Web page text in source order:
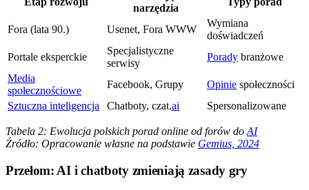
narzędzia
Fora (lata 90.) Usenet, Fora WWW
Wymiana
doświadczeń
Portale eksperckie
Specjalistyczne
serwisy
Porady branżowe
Media
społecznościowe
Facebook, Grupy Opinie społeczności
Sztuczna inteligencja
Chatboty, czat.ai Spersonalizowane
Tabela 2: Ewolucja polskich porad online od forów do AI
Źródło: Opracowanie własne na podstawie Gemius, 2024
Przełom: AI i chatboty zmieniają zasady gry